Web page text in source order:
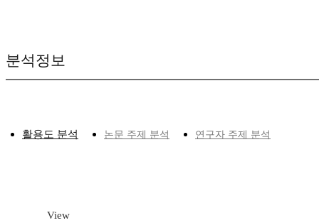
분석정보
활용도 분석 논문 주제 분석 연구자 주제 분석
View